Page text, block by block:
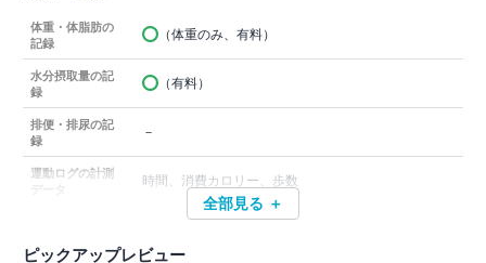
体重・体脂肪の
記録
（体重のみ、有料）
水分摂取量の記
録
（有料）
排便・排尿の記
録
－
運動ログの計測
時間、消費カロリー、歩数
全部見る ＋
ピックアップレビュー